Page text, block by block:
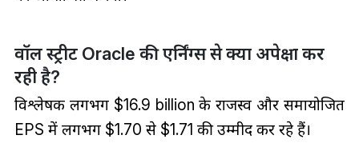
वॉल स्ट्रीट Oracle की एर्निंग्स से क्या अपेक्षा कर
रही है?
विश्लेषक लगभग $16.9 billion के राजस्व और समायोजित
EPS में लगभग $1.70 से $1.71 की उम्मीद कर रहे हैं।